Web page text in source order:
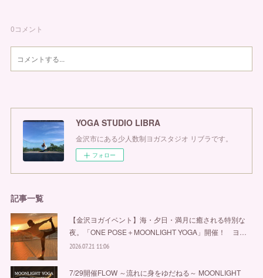
0コメント
YOGA STUDIO LIBRA
金沢市にある少人数制ヨガスタジオ リブラです。
フォロー
記事一覧
【金沢ヨガイベント】海・夕日・満月に癒される特別な
夜。「ONE POSE＋MOONLIGHT YOGA」開催！ ヨ…
2026.07.21 11:06
7/29開催FLOW ～流れに身をゆだねる～ MOONLIGHT